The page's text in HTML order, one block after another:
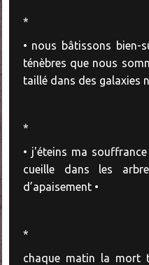
*
• nous bâtissons bien-
ténèbres que nous
taillé dans des galaxies
*
• j'éteins ma
cueille dans les
d’apaisement •
*
chaque matin la mort